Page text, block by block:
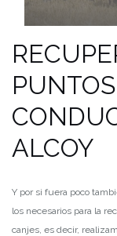
ALCOY
Y por si fuera poco
los necesarios para la
canjes, es decir,